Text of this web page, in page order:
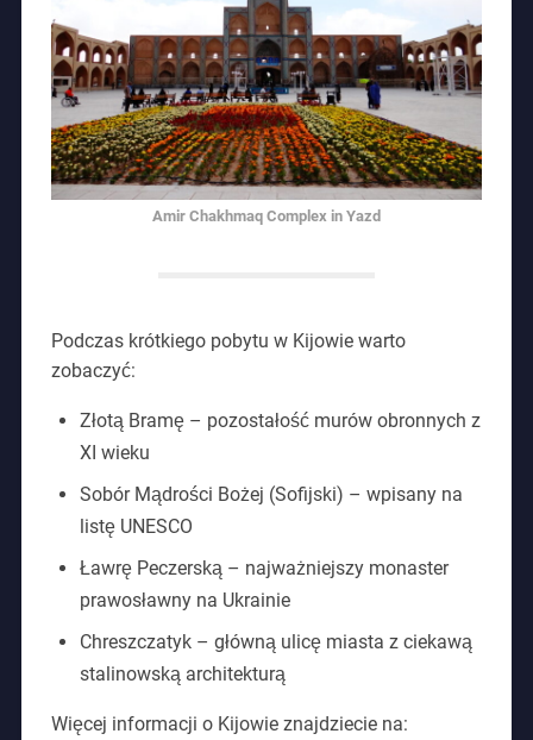
Amir Chakhmaq Complex in Yazd
Podczas krótkiego pobytu w Kijowie warto
zobaczyć:
Złotą Bramę – pozostałość murów obronnych z
XI wieku
Sobór Mądrości Bożej (Sofijski) – wpisany na
listę UNESCO
Ławrę Peczerską – najważniejszy monaster
prawosławny na Ukrainie
Chreszczatyk – główną ulicę miasta z ciekawą
stalinowską architekturą
Więcej informacji o Kijowie znajdziecie na: